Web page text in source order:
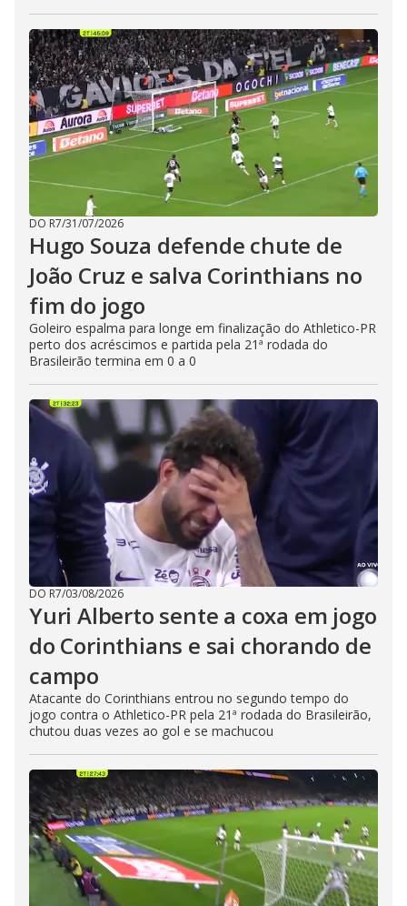
DO R7/31/07/2026
Hugo Souza defende chute de
João Cruz e salva Corinthians no
fim do jogo
Goleiro espalma para longe em finalização do Athletico-PR
perto dos acréscimos e partida pela 21ª rodada do
Brasileirão termina em 0 a 0
DO R7/03/08/2026
Yuri Alberto sente a coxa em jogo
do Corinthians e sai chorando de
campo
Atacante do Corinthians entrou no segundo tempo do
jogo contra o Athletico-PR pela 21ª rodada do Brasileirão,
chutou duas vezes ao gol e se machucou